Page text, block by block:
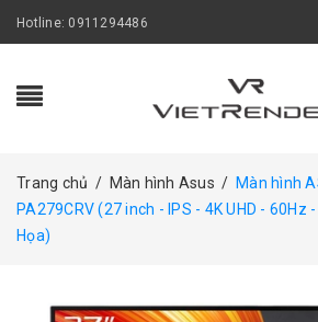
Hotline: 0911294486
Trang chủ / Màn hình Asus / Màn hình
PA279CRV (27 inch - IPS - 4K UHD - 60Hz
Họa)